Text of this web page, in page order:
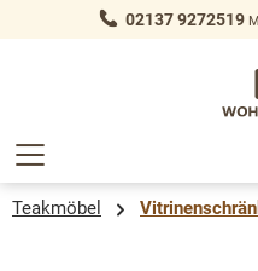
springen 02137 9272519
Teakmöbel